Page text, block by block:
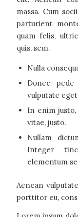
massa. Cum
parturient
quam felis,
quis, sem.
Nulla
Donec
vulputate
In enim
vitae, justo.
Nullam
Integer
elementum
Aenean
porttitor eu,